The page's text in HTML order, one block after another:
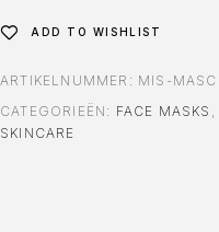
ADD TO WISHLIST
ARTIKELNUMMER: MIS-
CATEGORIEËN: FACE MASKS ,
SKINCARE